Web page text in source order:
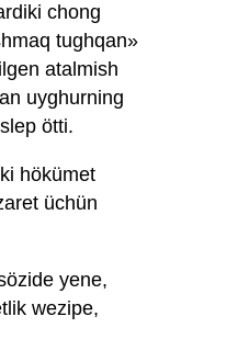
chong
tughqan»
atalmish
uyghurning
ötti.
hökümet
üchün
yene,
wezipe,